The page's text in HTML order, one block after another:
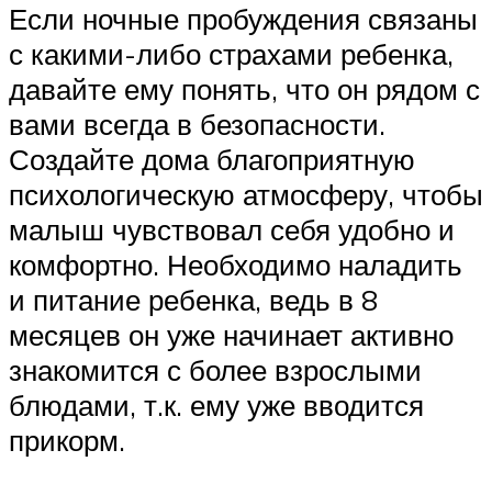
Если ночные пробуждения связаны
с какими-либо страхами ребенка,
давайте ему понять, что он рядом с
вами всегда в безопасности.
Создайте дома благоприятную
психологическую атмосферу, чтобы
малыш чувствовал себя удобно и
комфортно. Необходимо наладить
и питание ребенка, ведь в 8
месяцев он уже начинает активно
знакомится с более взрослыми
блюдами, т.к. ему уже вводится
прикорм.